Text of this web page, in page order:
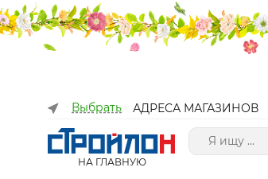
Выбрать АДРЕСА МАГАЗИНОВ
НА ГЛАВНУЮ